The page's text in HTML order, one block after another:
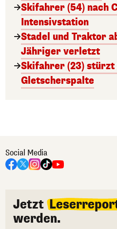
Skifahrer (54) nach
Intensivstation
Stadel und Traktor
Jähriger verletzt
Skifahrer (23)
Gletscherspalte
Social Media
Jetzt
werden.